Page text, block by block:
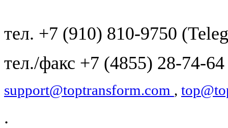
тел. +7 (910) 810-9750
тел./факс +7 (4855) 28-74-
support@toptransform.com ,
.